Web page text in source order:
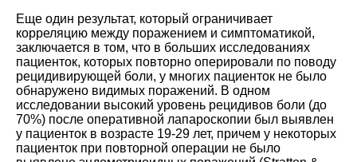
Еще один результат, который ограничивает
корреляцию между поражением и симптоматикой,
заключается в том, что в больших исследованиях
пациенток, которых повторно оперировали по поводу
рецидивирующей боли, у многих пациенток не было
обнаружено видимых поражений. В одном
исследовании высокий уровень рецидивов боли (до
70%) после оперативной лапароскопии был выявлен
у пациенток в возрасте 19-29 лет, причем у некоторых
пациенток при повторной операции не было